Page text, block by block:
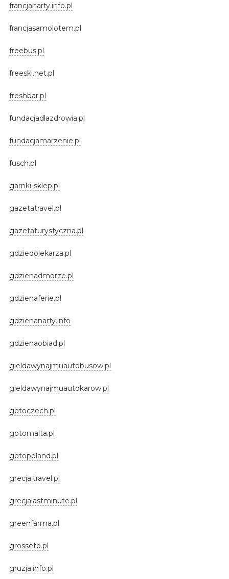
francjanarty.info.pl
francjasamolotem.pl
freebus.pl
freeski.net.pl
freshbar.pl
fundacjadlazdrowia.pl
fundacjamarzenie.pl
fusch.pl
garnki-sklep.pl
gazetatravel.pl
gazetaturystyczna.pl
gdziedolekarza.pl
gdzienadmorze.pl
gdzienaferie.pl
gdzienanarty.info
gdzienaobiad.pl
gieldawynajmuautobusow.pl
gieldawynajmuautokarow.pl
gotoczech.pl
gotomalta.pl
gotopoland.pl
grecja.travel.pl
grecjalastminute.pl
greenfarma.pl
grosseto.pl
gruzja.info.pl